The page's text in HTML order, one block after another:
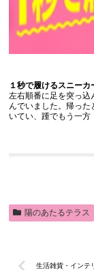
１秒で履けるスニー
左右順番に足を突っ込
んでいました。帰っ
いてい、踵でもう一方
陽のあたるテラス
生活雑貨・インテ